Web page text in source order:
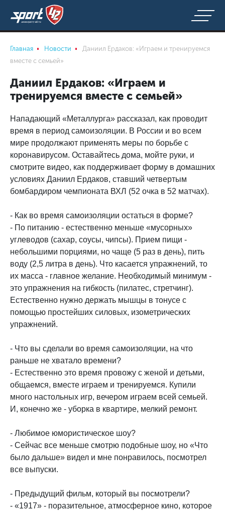
Главная Новости
Даниил Ердаков: «Играем и тренируемся
вместе с семьей»
Даниил Ердаков: «Играем и
тренируемся вместе с семьей»
Нападающий «Металлурга» рассказал, как проводит
время в период самоизоляции. В России и во всем
мире продолжают применять меры по борьбе с
коронавирусом. Оставайтесь дома, мойте руки, и
смотрите видео, как поддерживает форму в домашних
условиях Даниил Ердаков, ставший четвертым
бомбардиром чемпионата ВХЛ (52 очка в 52 матчах).
- Как во время самоизоляции остаться в форме?
- По питанию - естественно меньше «мусорных»
углеводов (сахар, соусы, чипсы). Прием пищи -
небольшими порциями, но чаще (5 раз в день), пить
воду (2,5 литра в день). Что касается упражнений, то
их масса - главное желание. Необходимый минимум -
это упражнения на гибкость (пилатес, стретчинг).
Естественно нужно держать мышцы в тонусе с
помощью простейших силовых, изометрических
упражнений.
- Что вы сделали во время самоизоляции, на что
раньше не хватало времени?
- Естественно это время провожу с женой и детьми,
общаемся, вместе играем и тренируемся. Купили
много настольных игр, вечером играем всей семьей.
И, конечно же - уборка в квартире, мелкий ремонт.
- Любимое юмористическое шоу?
- Сейчас все меньше смотрю подобные шоу, но «Что
было дальше» видел и мне понравилось, посмотрел
все выпуски.
- Предыдущий фильм, который вы посмотрели?
- «1917» - поразительное, атмосферное кино, которое